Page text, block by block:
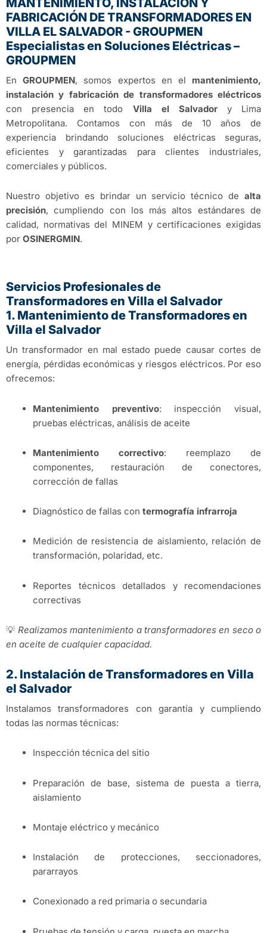
MANTENIMIENTO, INSTALACIÓN Y
FABRICACIÓN DE TRANSFORMADORES EN
VILLA EL SALVADOR - GROUPMEN
Especialistas en Soluciones Eléctricas –
GROUPMEN
EnGROUPMEN, somos expertos en el mantenimiento,
instalación y fabricación de transformadores eléctricos
con presencia en todo Villa el Salvador y Lima
Metropolitana. Contamos con más de 10 años de
experiencia brindando soluciones eléctricas seguras,
eficientes y garantizadas para clientes industriales,
comerciales y públicos.
Nuestro objetivo es brindar un servicio técnico de alta
precisión, cumpliendo con los más altos estándares de
calidad, normativas del MINEM y certificaciones exigidas
por OSINERGMIN.
Servicios Profesionales de
Transformadores en Villa el Salvador
1. Mantenimiento de Transformadores en
Villa el Salvador
Un transformador en mal estado puede causar cortes de
energía, pérdidas económicas y riesgos eléctricos. Por eso
ofrecemos:
Mantenimiento preventivo: inspección visual,
pruebas eléctricas, análisis de aceite
Mantenimiento correctivo: reemplazo de
componentes, restauración de conectores,
corrección de fallas
Diagnóstico de fallas con termografía infrarroja
Medición de resistencia de aislamiento, relación de
transformación, polaridad, etc.
Reportes técnicos detallados y recomendaciones
correctivas
💡 Realizamos mantenimiento a transformadores en seco o
en aceite de cualquier capacidad.
2. Instalación de Transformadores en Villa
el Salvador
Instalamos transformadores con garantía y cumpliendo
todas las normas técnicas:
Inspección técnica del sitio
Preparación de base, sistema de puesta a tierra,
aislamiento
Montaje eléctrico y mecánico
Instalación de protecciones, seccionadores,
pararrayos
Conexionado a red primaria o secundaria